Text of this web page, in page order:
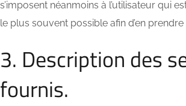
s’imposent néanmoins à l’utilisateur qui
le plus souvent possible afin d’en
3. Description des
fournis.